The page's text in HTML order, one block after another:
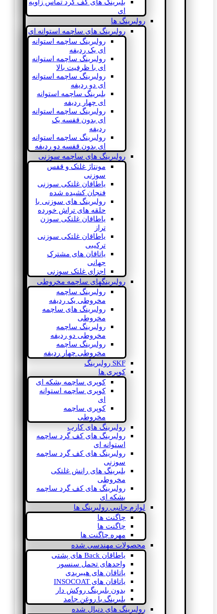
بلبرینگ های کف گرد تماس زاویه
ای
رولبرینگ ها
رولبرینگ های ساچمه استوانه ای
رولبرینگ ساچمه استوانه
ای یک ردیفه
رولبرینگ ساچمه استوانه
ای با ظرفیت بالا
رولبرینگ ساچمه استوانه
ای دو ردیفه
بلبرینگ ساچمه استوانه
ای چهار ردیفه
رولبرینگ ساچمه استوانه
ای بدون قفسه یک
ردیفه
رولبرینگ ساچمه استوانه
ای بدون قفسه دو ردیفه
رولبرینگ های ساچمه سوزنی
مونتاژ غلتک و قفس
سوزنی
یاطاقان غلتکی سوزنی
فنجان کشیده شده
رولبرینگ های سوزنی با
حلقه های تراش خورده
یاطاقان غلتکی سوزن
تراز
یاطاقان غلتکی سوزنی
ترکیبی
یاتاقان های مشترک
جهانی
اجزای غلتک سوزنی
رولبرینگهای ساچمه مخروطی
رولبرینگ ساچمه
مخروطی یک ردیفه
رولبرینگ های ساچمه
مخروطی
رولبرینگ ساچمه
مخروطی دو ردیفه
رولبرینگ ساچمه
مخروطی چهار ردیفه
SKF رولبرینگ
کوپری ها
کوپری ساچمه بشکه ای
کوپری ساچمه استوانه
ای
کوپری ساچمه
مخروطی
رولبرینگ های کارب
رولبرینگ های کف گرد ساچمه
استوانه ای
رولبرینگ های کف گرد ساچمه
سوزنی
بلبرینگ های رانش غلتکی
مخروطی
رولبرینگ های کف گرد ساچمه
بشکه ای
لوازم جانبی رولبرینگ ها
چاگنت ها
چاگنت ها
مهره چاگنت ها
محصولات مهندسی شده
یاطاقان Back های پشتی
واحدهای تحمل سنسور
یاتاقان های هیبریدی
یاتاقان های INSOCOAT
بدون بلبرینگ روکش دار
بلبرینگ با روغن جامد
رولبرینگ های دنبال شده